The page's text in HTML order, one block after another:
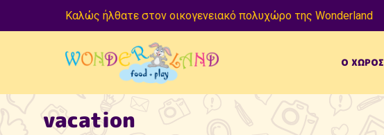
Καλώς ήλθατε στον οικογενειακό πολυχώρο της Wonderland
Ο ΧΩΡΟΣ
vacation